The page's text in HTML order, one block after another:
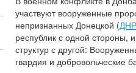
участвуют вооруженные
непризнанных Донецкой (ДНР
республик с одной стороны,
структур с другой:
гвардия и добровольческие